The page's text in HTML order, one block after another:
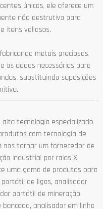
únicas, ele oferece um
não destrutivo para
itens valiosos.
metais preciosos,
os dados necessários para
substituindo suposições
tecnologia especializado
com tecnologia de
nos tornar um fornecedor de
industrial por raios X.
uma gama de produtos para
de ligas, analisador
portátil de mineração,
analisador em linha